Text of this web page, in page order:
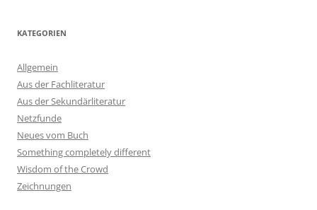
KATEGORIEN
Allgemein
Aus der Fachliteratur
Aus der Sekundärliteratur
Netzfunde
Neues vom Buch
Something completely different
Wisdom of the Crowd
Zeichnungen